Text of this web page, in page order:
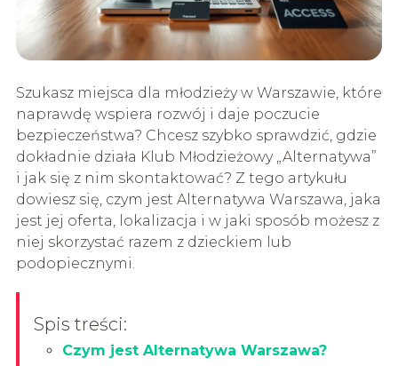
Szukasz miejsca dla młodzieży w Warszawie, które
naprawdę wspiera rozwój i daje poczucie
bezpieczeństwa? Chcesz szybko sprawdzić, gdzie
dokładnie działa Klub Młodzieżowy „Alternatywa”
i jak się z nim skontaktować? Z tego artykułu
dowiesz się, czym jest Alternatywa Warszawa, jaka
jest jej oferta, lokalizacja i w jaki sposób możesz z
niej skorzystać razem z dzieckiem lub
podopiecznymi.
Spis treści:
Czym jest Alternatywa Warszawa?